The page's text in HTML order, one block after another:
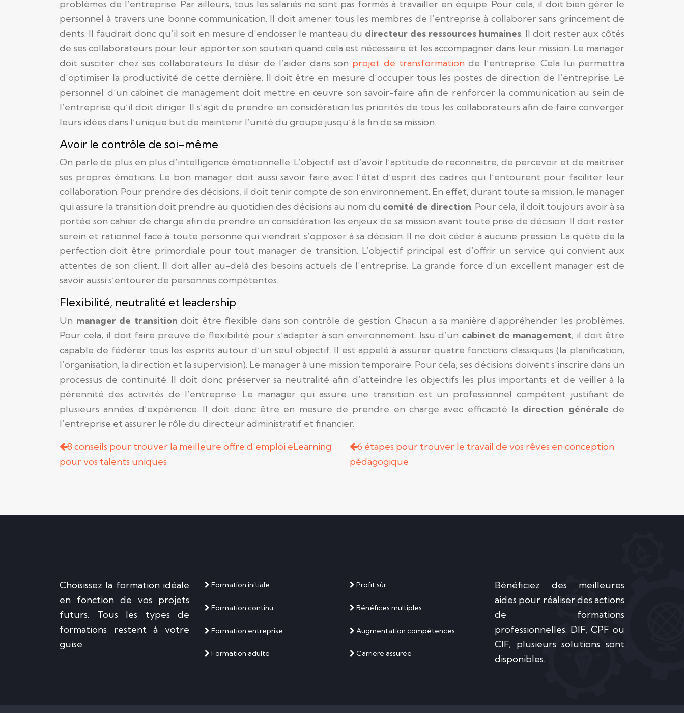
problèmes de l’entreprise. Par ailleurs, tous les salariés ne sont pas formés à travailler en équipe. Pour cela, il doit bien gérer le
personnel à travers une bonne communication. Il doit amener tous les membres de l’entreprise à collaborer sans grincement de
dents. Il faudrait donc qu’il soit en mesure d’endosser le manteau du directeur des ressources humaines. Il doit rester aux côtés
de ses collaborateurs pour leur apporter son soutien quand cela est nécessaire et les accompagner dans leur mission. Le manager
doit susciter chez ses collaborateurs le désir de l’aider dans son projet de transformation de l’entreprise. Cela lui permettra
d’optimiser la productivité de cette dernière. Il doit être en mesure d’occuper tous les postes de direction de l’entreprise. Le
personnel d’un cabinet de management doit mettre en œuvre son savoir-faire afin de renforcer la communication au sein de
l’entreprise qu’il doit diriger. Il s’agit de prendre en considération les priorités de tous les collaborateurs afin de faire converger
leurs idées dans l’unique but de maintenir l’unité du groupe jusqu’à la fin de sa mission.
Avoir le contrôle de soi-même
On parle de plus en plus d’intelligence émotionnelle. L’objectif est d’avoir l’aptitude de reconnaitre, de percevoir et de maitriser
ses propres émotions. Le bon manager doit aussi savoir faire avec l’état d’esprit des cadres qui l’entourent pour faciliter leur
collaboration. Pour prendre des décisions, il doit tenir compte de son environnement. En effet, durant toute sa mission, le manager
qui assure la transition doit prendre au quotidien des décisions au nom du comité de direction. Pour cela, il doit toujours avoir à sa
portée son cahier de charge afin de prendre en considération les enjeux de sa mission avant toute prise de décision. Il doit rester
serein et rationnel face à toute personne qui viendrait s’opposer à sa décision. Il ne doit céder à aucune pression. La quête de la
perfection doit être primordiale pour tout manager de transition. L’objectif principal est d’offrir un service qui convient aux
attentes de son client. Il doit aller au-delà des besoins actuels de l’entreprise. La grande force d’un excellent manager est de
savoir aussi s’entourer de personnes compétentes.
Flexibilité, neutralité et leadership
Un manager de transition doit être flexible dans son contrôle de gestion. Chacun a sa manière d’appréhender les problèmes.
Pour cela, il doit faire preuve de flexibilité pour s’adapter à son environnement. Issu d’un cabinet de management, il doit être
capable de fédérer tous les esprits autour d’un seul objectif. Il est appelé à assurer quatre fonctions classiques (la planification,
l’organisation, la direction et la supervision). Le manager à une mission temporaire. Pour cela, ses décisions doivent s’inscrire dans un
processus de continuité. Il doit donc préserver sa neutralité afin d’atteindre les objectifs les plus importants et de veiller à la
pérennité des activités de l’entreprise. Le manager qui assure une transition est un professionnel compétent justifiant de
plusieurs années d’expérience. Il doit donc être en mesure de prendre en charge avec efficacité la direction générale de
l’entreprise et assurer le rôle du directeur administratif et financier.
8 conseils pour trouver la meilleure offre d’emploi eLearning
pour vos talents uniques
6 étapes pour trouver le travail de vos rêves en conception
pédagogique
Choisissez la formation idéale
en fonction de vos projets
futurs. Tous les types de
formations restent à votre
guise.
Formation initiale
Formation continu
Formation entreprise
Formation adulte
Profit sûr
Bénéfices multiples
Augmentation compétences
Carrière assurée
Bénéficiez des meilleures
aides pour réaliser des actions
de formations
professionnelles. DIF, CPF ou
CIF, plusieurs solutions sont
disponibles.